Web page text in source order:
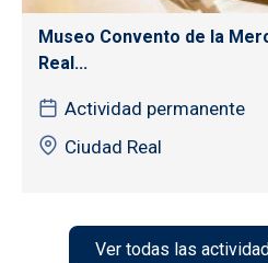
Museo Convento de la
Real...
Actividad permanente
Ciudad Real
Ver todas las